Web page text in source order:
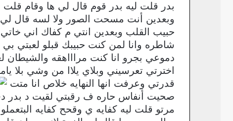
بدر قلت ليه بدر قوم قال لي ها وقام
وبعدين أنت مسحت الصور ولا لسه قال
حبيب القلب وبعدين انتي م كفاك اني
شاطره وانا لمن كنت حبيبك قبلو لعبتي
دموعي بجرو انا كنت مراااهقه
اخترتي تعرسيني وبلاي يلاا من وشي بلا
قدرتي وعرفت انها النهايه خلاص انا متت
صحيت أنفاس حاره ف رقبتي لقيت د بدر
مرتو قلت ليه كفايه ي وقحح كفايه